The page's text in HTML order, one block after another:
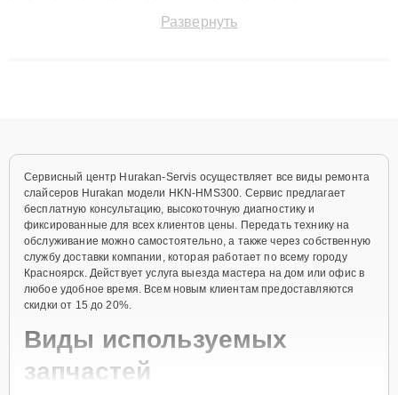
технику с сохранением гарантии до 3 лет. Наши мастера
Развернуть
Сервисный центр Hurakan-Servis осуществляет все виды ремонта
слайсеров Hurakan модели HKN-HMS300. Сервис предлагает
бесплатную консультацию, высокоточную диагностику и
фиксированные для всех клиентов цены. Передать технику на
обслуживание можно самостоятельно, а также через собственную
службу доставки компании, которая работает по всему городу
Красноярск. Действует услуга выезда мастера на дом или офис в
любое удобное время. Всем новым клиентам предоставляются
скидки от 15 до 20%.
Виды используемых
запчастей